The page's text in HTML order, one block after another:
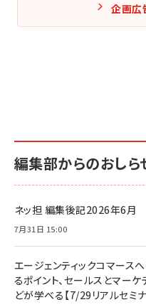
企画広
編集部からのおしら
ネッ担 編集後記2026年6月
7月31日 15:00
エージェンティックコマース
るポイント、セールスとマー
どが学べる【7/29リアルセミ